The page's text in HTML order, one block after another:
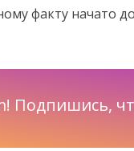
факту начато
Подпишись,